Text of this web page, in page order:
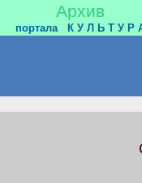
Архив
портала К У Л Ь Т У Р